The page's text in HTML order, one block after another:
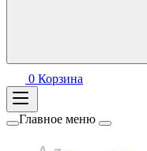
0 Корзина
Главное меню